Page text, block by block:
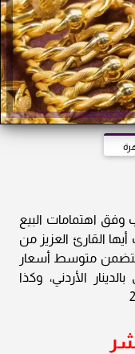
اهتمامات البيع
القارئ العزيز من
نشرة دورية تتضمن متوسط أسعار
الأردني، وكذا